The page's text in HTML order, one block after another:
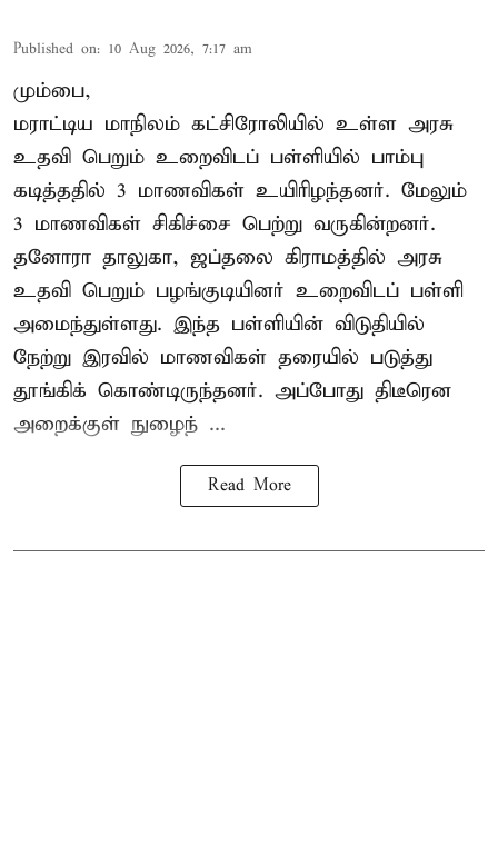
Published on: 10 Aug 2026, 7:17 am
மும்பை,
மராட்டிய மாநிலம் கட்சிரோலியில் உள்ள அரசு
உதவி பெறும் உறைவிடப் பள்ளியில் பாம்பு
கடித்ததில் 3 மாணவிகள் உயிரிழந்தனர். மேலும்
3 மாணவிகள் சிகிச்சை பெற்று வருகின்றனர்.
தனோரா தாலுகா, ஜப்தலை கிராமத்தில் அரசு
உதவி பெறும் பழங்குடியினர் உறைவிடப் பள்ளி
அமைந்துள்ளது. இந்த பள்ளியின் விடுதியில்
நேற்று இரவில் மாணவிகள் தரையில் படுத்து
தூங்கிக் கொண்டிருந்தனர். அப்போது திடீரென
அறைக்குள் நுழைந் ...
Read More